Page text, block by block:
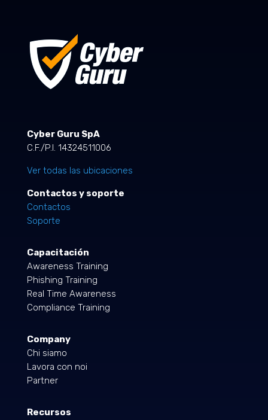
Cyber Guru SpA
C.F./P.I. 14324511006
Ver todas las ubicaciones
Contactos y soporte
Contactos
Soporte
Capacitación
Awareness Training
Phishing Training
Real Time Awareness
Compliance Training
Company
Chi siamo
Lavora con noi
Partner
Recursos